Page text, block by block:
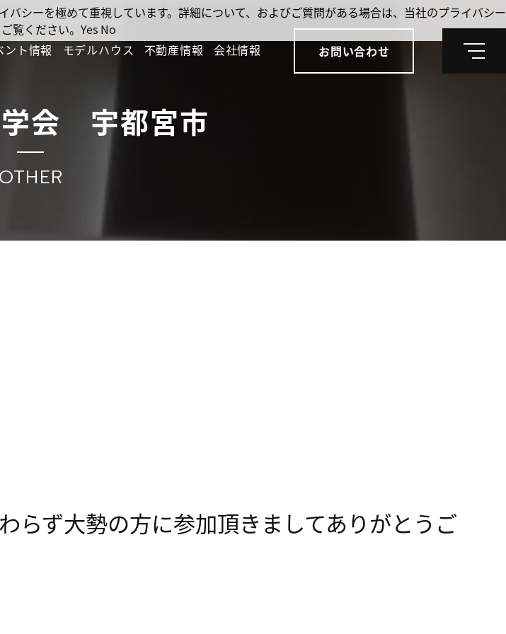
ント情報 モデルハウス 不動産情報 会社情報 お問い合わせ
メ
会 宇都宮市
OTHER
らず大勢の方に参加頂きましてありがとうご
シーを極めて重視しています。詳細について、およびご質問がある場合は、当社のプライバシー
覧ください。 Yes No